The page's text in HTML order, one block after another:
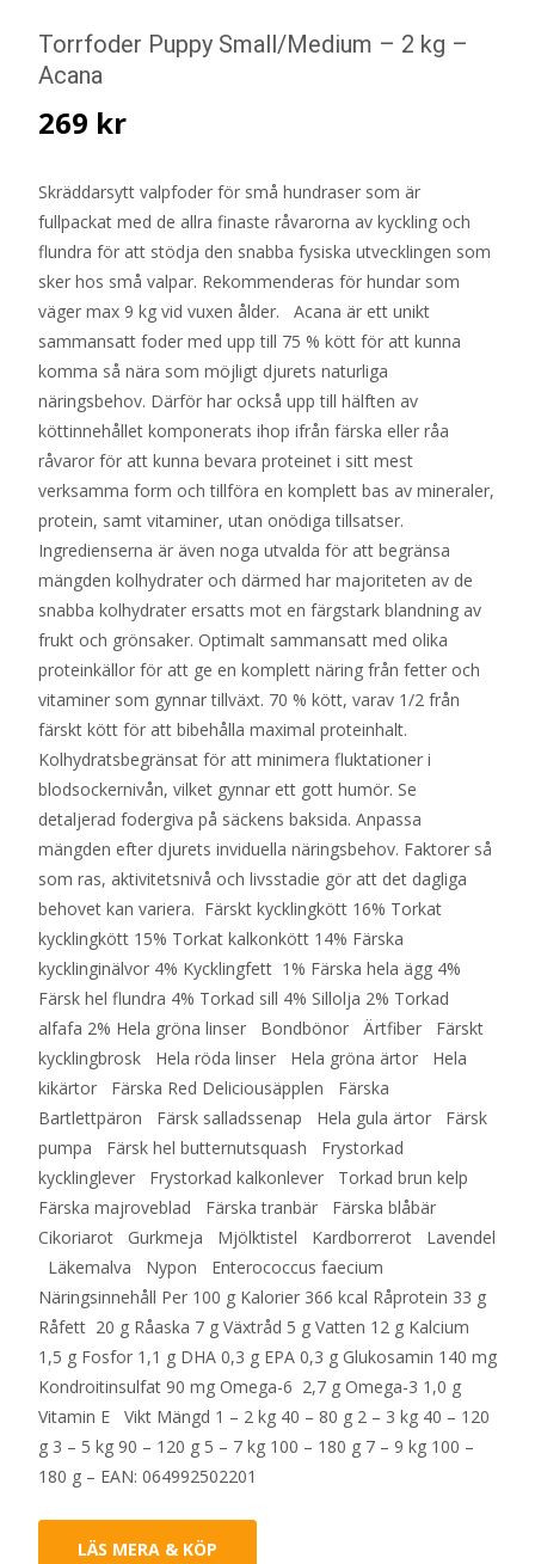
Torrfoder Puppy Small/Medium – 2 kg –
Acana
269 kr
Skräddarsytt valpfoder för små hundraser som är
fullpackat med de allra finaste råvarorna av kyckling och
flundra för att stödja den snabba fysiska utvecklingen som
sker hos små valpar. Rekommenderas för hundar som
väger max 9 kg vid vuxen ålder. Acana är ett unikt
sammansatt foder med upp till 75 % kött för att kunna
komma så nära som möjligt djurets naturliga
näringsbehov. Därför har också upp till hälften av
köttinnehållet komponerats ihop ifrån färska eller råa
råvaror för att kunna bevara proteinet i sitt mest
verksamma form och tillföra en komplett bas av mineraler,
protein, samt vitaminer, utan onödiga tillsatser.
Ingredienserna är även noga utvalda för att begränsa
mängden kolhydrater och därmed har majoriteten av de
snabba kolhydrater ersatts mot en färgstark blandning av
frukt och grönsaker. Optimalt sammansatt med olika
proteinkällor för att ge en komplett näring från fetter och
vitaminer som gynnar tillväxt. 70 % kött, varav 1/2 från
färskt kött för att bibehålla maximal proteinhalt.
Kolhydratsbegränsat för att minimera fluktationer i
blodsockernivån, vilket gynnar ett gott humör. Se
detaljerad fodergiva på säckens baksida. Anpassa
mängden efter djurets inviduella näringsbehov. Faktorer så
som ras, aktivitetsnivå och livsstadie gör att det dagliga
behovet kan variera. Färskt kycklingkött 16% Torkat
kycklingkött 15% Torkat kalkonkött 14% Färska
kycklinginälvor 4% Kycklingfett 1% Färska hela ägg 4%
Färsk hel flundra 4% Torkad sill 4% Sillolja 2% Torkad
alfafa 2% Hela gröna linser Bondbönor Ärtfiber Färskt
kycklingbrosk Hela röda linser Hela gröna ärtor Hela
kikärtor Färska Red Deliciousäpplen Färska
Bartlettpäron Färsk salladssenap Hela gula ärtor Färsk
pumpa Färsk hel butternutsquash Frystorkad
kycklinglever Frystorkad kalkonlever Torkad brun kelp
Färska majroveblad Färska tranbär Färska blåbär
Cikoriarot Gurkmeja Mjölktistel Kardborrerot Lavendel
Läkemalva Nypon Enterococcus faecium
Näringsinnehåll Per 100 g Kalorier 366 kcal Råprotein 33 g
Råfett 20 g Råaska 7 g Växtråd 5 g Vatten 12 g Kalcium
1,5 g Fosfor 1,1 g DHA 0,3 g EPA 0,3 g Glukosamin 140 mg
Kondroitinsulfat 90 mg Omega-6 2,7 g Omega-3 1,0 g
Vitamin E Vikt Mängd 1 – 2 kg 40 – 80 g 2 – 3 kg 40 – 120
g 3 – 5 kg 90 – 120 g 5 – 7 kg 100 – 180 g 7 – 9 kg 100 –
180 g – EAN: 064992502201
LÄS MERA & KÖP